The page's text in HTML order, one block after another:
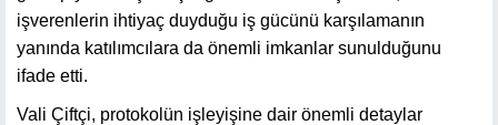
işverenlerin ihtiyaç duyduğu iş gücünü karşılamanın
yanında katılımcılara da önemli imkanlar sunulduğunu
ifade etti.
Vali Çiftçi, protokolün işleyişine dair önemli detaylar